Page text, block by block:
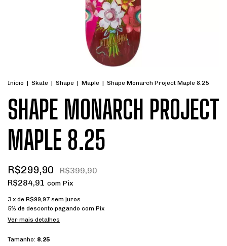
Início | Skate | Shape | Maple | Shape Monarch Project Maple 8.25
SHAPE MONARCH PROJECT
MAPLE 8.25
R$299,90
R$399,90
R$284,91 com Pix
3 x de R$99,97 sem juros
5% de desconto pagando com Pix
Ver mais detalhes
Tamanho: 8.25